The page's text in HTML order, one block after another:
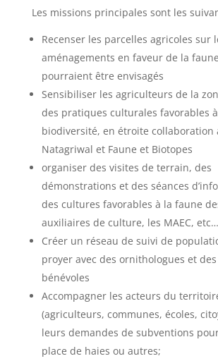
Les missions principales sont les
Recenser les parcelles agricoles sur
aménagements en faveur de la
pourraient être envisagés
Sensibiliser les agriculteurs de la
des pratiques culturales favorables
biodiversité, en étroite collaboration
Natagriwal et Faune et Biotopes
organiser des visites de terrain, des
démonstrations et des séances
des cultures favorables à la faune
auxiliaires de culture, les MAEC, etc…
Créer un réseau de suivi de
proyer avec des ornithologues et
bénévoles
Accompagner les acteurs du
(agriculteurs, communes, écoles,
leurs demandes de subventions
place de haies ou autres;